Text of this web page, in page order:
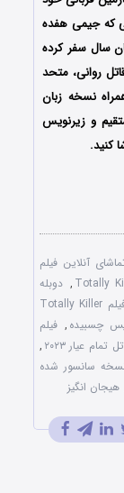
که جیمی هفده
سال سفر کرده
روانی، متحد
نسخه زبان
و زیرنویس
کنید.
آنلاین فیلم
, دوبله
زیرنویس فارسی فیلم Totally Killer
, فیلم
عیار ۲۰۲۳
,
سانسور شده
هیجان انگیز